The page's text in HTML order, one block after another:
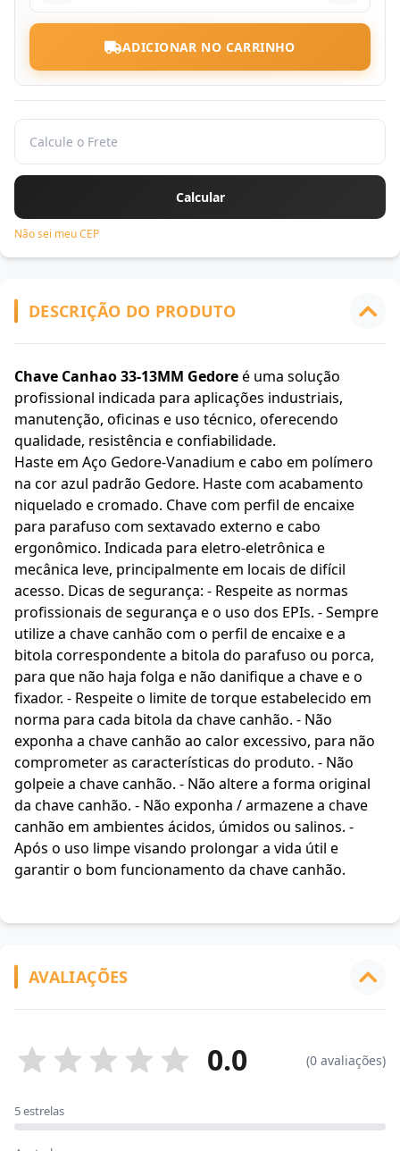
ADICIONAR NO CARRINHO
Não sei meu CEP
DESCRIÇÃO DO PRODUTO
Chave Canhao 33-13MM Gedoreé uma solução
profissional indicada para aplicações industriais,
manutenção, oficinas e uso técnico, oferecendo
qualidade, resistência e confiabilidade.
Haste em Aço Gedore-Vanadium e cabo em polímero
na cor azul padrão Gedore. Haste com acabamento
niquelado e cromado. Chave com perfil de encaixe
para parafuso com sextavado externo e cabo
ergonômico. Indicada para eletro-eletrônica e
mecânica leve, principalmente em locais de difícil
acesso. Dicas de segurança: - Respeite as normas
profissionais de segurança e o uso dos EPIs. - Sempre
utilize a chave canhão com o perfil de encaixe e a
bitola correspondente a bitola do parafuso ou porca,
para que não haja folga e não danifique a chave e o
fixador. - Respeite o limite de torque estabelecido em
norma para cada bitola da chave canhão. - Não
exponha a chave canhão ao calor excessivo, para não
comprometer as características do produto. - Não
golpeie a chave canhão. - Não altere a forma original
da chave canhão. - Não exponha / armazene a chave
canhão em ambientes ácidos, úmidos ou salinos. -
Após o uso limpe visando prolongar a vida útil e
garantir o bom funcionamento da chave canhão.
AVALIAÇÕES
0.0 (0 avaliações)
5 estrelas